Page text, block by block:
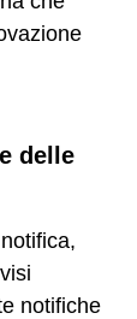
delle
notifiche